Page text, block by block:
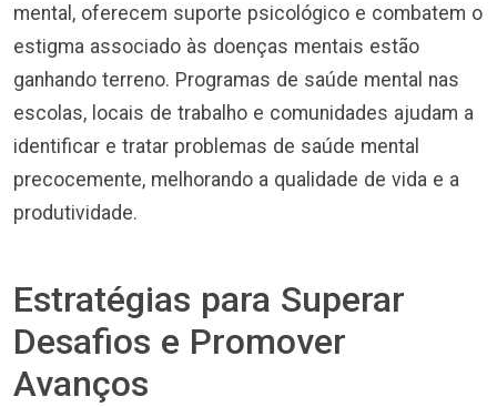
mental, oferecem suporte psicológico e combatem o
estigma associado às doenças mentais estão
ganhando terreno. Programas de saúde mental nas
escolas, locais de trabalho e comunidades ajudam a
identificar e tratar problemas de saúde mental
precocemente, melhorando a qualidade de vida e a
produtividade.
Estratégias para Superar
Desafios e Promover
Avanços